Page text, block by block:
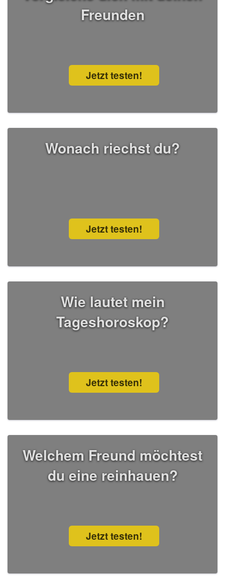
Freunden
Jetzt testen!
Wonach riechst du?
Jetzt testen!
Wie lautet mein
Tageshoroskop?
Jetzt testen!
Welchem Freund möchtest
du eine reinhauen?
Jetzt testen!